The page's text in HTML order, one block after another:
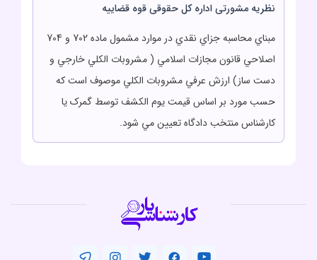
نظریه مشورتی اداره کل حقوقی قوه قضاییه
مبناي محاسبه جزاي نقدي در موارد مشمول ماده 702 و 704
اصلاحي قانون مجازات اسلامي ( مشروبات الکلي خارجي و
دست ساز) ارزش عرفي مشروبات الکلي موصوف است که
حسب مورد بر اساس قيمت يوم الکشف توسط گمرک يا
کارشناس منتخب دادگاه تعيين مي شود.